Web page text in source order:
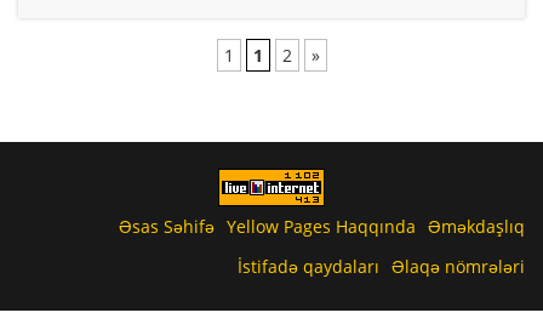
1 1 2 »
Əsas Səhifə Yellow Pages Haqqında Əməkdaşlıq
İstifadə qaydaları Əlaqə nömrələri